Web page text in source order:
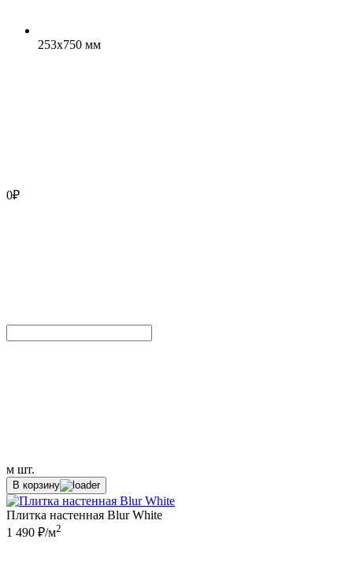
253x750 мм
0₽
м шт.
В корзину
Плитка настенная Blur White
1 490 ₽/м2